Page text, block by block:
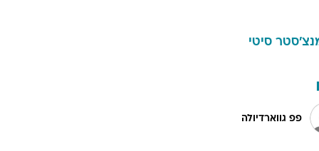
סיטי
פפ גווארדיולה